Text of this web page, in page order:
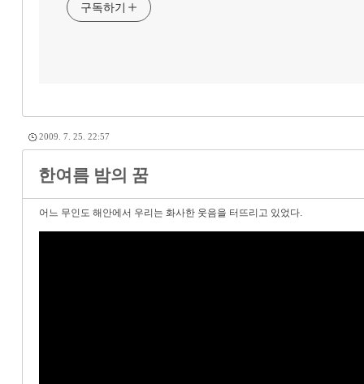
구독하기
2009. 7. 25. 22:57
한여름 밤의 꿈
어느 무인도 해안에서 우리는 화사한 웃음을 터뜨리고 있었다.